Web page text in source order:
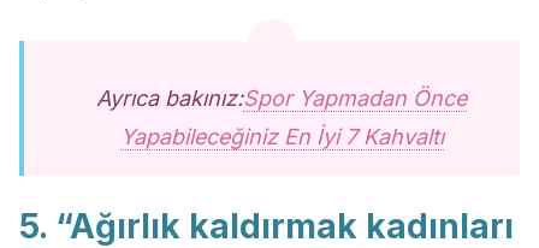
Ayrıca bakınız:Spor Yapmadan Önce
Yapabileceğiniz En İyi 7 Kahvaltı
5. “Ağırlık kaldırmak kadınları